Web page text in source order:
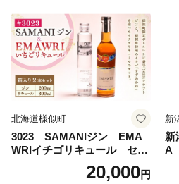
北海道様似町
3023 SAMANIジン EMA
WRIイチゴリキュール セッ
ト（箱入り）【大人の味 酒
お酒 洋酒 スピリッツ クラフ
20,000円
新
新
A